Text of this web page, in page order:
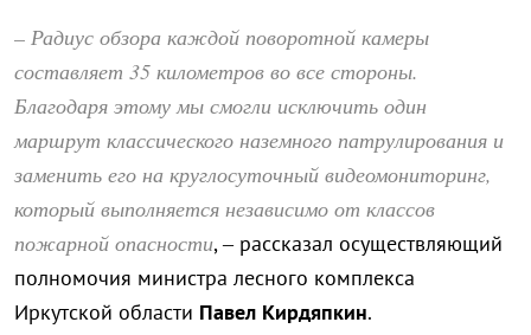
– Радиус обзора каждой поворотной камеры
составляет 35 километров во все стороны.
Благодаря этому мы смогли исключить один
маршрут классического наземного патрулирования и
заменить его на круглосуточный видеомониторинг,
который выполняется независимо от классов
пожарной опасности, – рассказал осуществляющий
полномочия министра лесного комплекса
Иркутской области Павел Кирдяпкин.